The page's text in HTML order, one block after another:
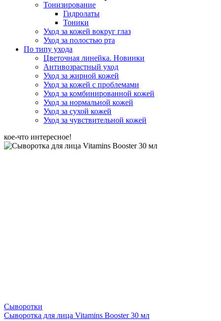
Тонизирование
Гидролаты
Тоники
Уход за кожей вокруг глаз
Уход за полостью рта
По типу ухода
Цветочная линейка. Новинки
Антивозрастный уход
Уход за жирной кожей
Уход за кожей с проблемами
Уход за комбинированной кожей
Уход за нормальной кожей
Уход за сухой кожей
Уход за чувствительной кожей
кое-что интересное!
Сыворотки
Сыворотка для лица Vitamins Booster 30 мл